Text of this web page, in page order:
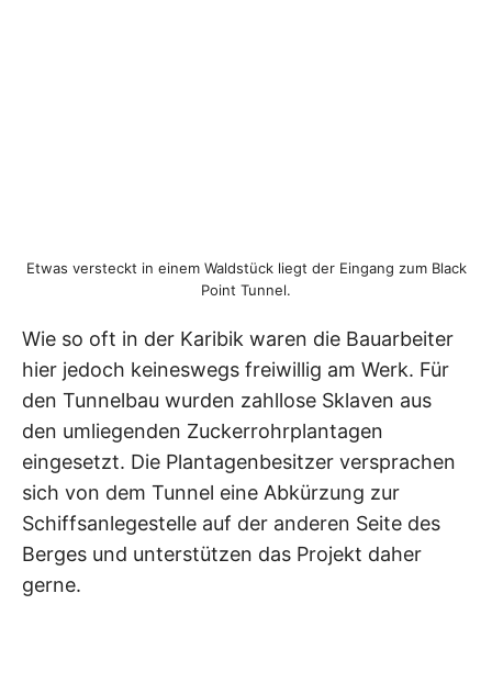
Etwas versteckt in einem Waldstück liegt der Eingang zum Black
Point Tunnel.
Wie so oft in der Karibik waren die Bauarbeiter
hier jedoch keineswegs freiwillig am Werk. Für
den Tunnelbau wurden zahllose Sklaven aus
den umliegenden Zuckerrohrplantagen
eingesetzt. Die Plantagenbesitzer versprachen
sich von dem Tunnel eine Abkürzung zur
Schiffsanlegestelle auf der anderen Seite des
Berges und unterstützen das Projekt daher
gerne.